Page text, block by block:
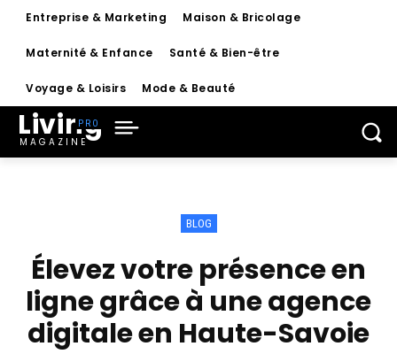
Entreprise & Marketing Maison & Bricolage
Maternité & Enfance Santé & Bien-être
Voyage & Loisirs Mode & Beauté
Living
MAGAZINE
BLOG
Élevez votre présence en
ligne grâce à une agence
digitale en Haute-Savoie